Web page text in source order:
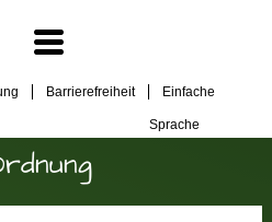
Barrierefreiheit Einfache
Sprache